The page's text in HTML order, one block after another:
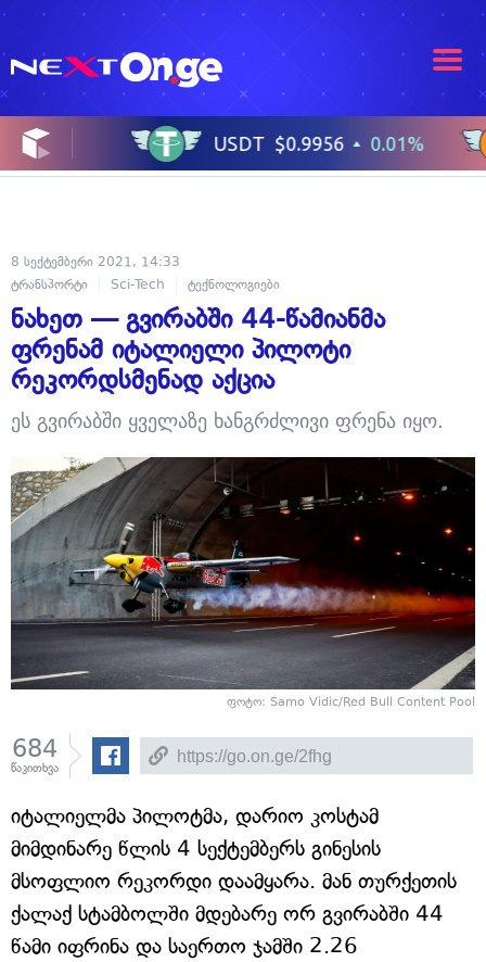
8 სექტემბერი 2021, 14:33
ტრანსპორტი
Sci-Tech ტექნოლოგიები
ნახეთ — გვირაბში 44-წამიანმა
ფრენამ იტალიელი პილოტი
რეკორდსმენად აქცია
ეს გვირაბში ყველაზე ხანგრძლივი ფრენა იყო.
ფოტო: Samo Vidic/Red Bull Content Pool
684
წაკითხვა
იტალიელმა პილოტმა, დარიო კოსტამ
მიმდინარე წლის 4 სექტემბერს გინესის
მსოფლიო რეკორდი დაამყარა. მან თურქეთის
ქალაქ სტამბოლში მდებარე ორ გვირაბში 44
წამი იფრინა და საერთო ჯამში 2.26